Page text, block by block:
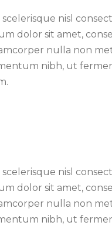
nisl
dolor sit amet,
nulla non
nibh, ut
nisl
dolor sit amet,
nulla non
nibh, ut